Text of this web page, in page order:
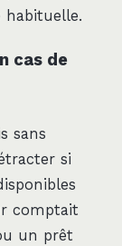
habituelle.
cas de
sans
si
comptait
un prêt